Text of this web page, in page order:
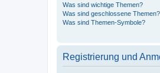
Was sind wichtige Themen?
Was sind geschlossene Themen?
Was sind Themen-Symbole?
Registrierung und